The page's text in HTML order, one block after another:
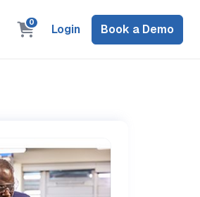
0 Login Book a Demo